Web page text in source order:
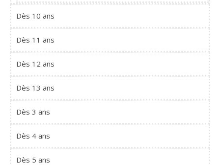
Dès 10 ans
Dès 11 ans
Dès 12 ans
Dès 13 ans
Dès 3 ans
Dès 4 ans
Dès 5 ans